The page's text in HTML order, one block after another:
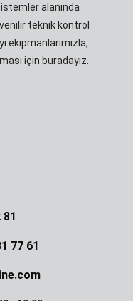
alanında
teknik kontrol
için buradayız.
77 61